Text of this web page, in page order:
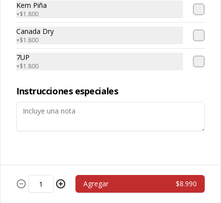
Salsas
Salsa Aceituna
$600
Kem Piña
+$1.800
Canada Dry
+$1.800
7UP
+$1.800
Instrucciones especiales
Agregar $8.990